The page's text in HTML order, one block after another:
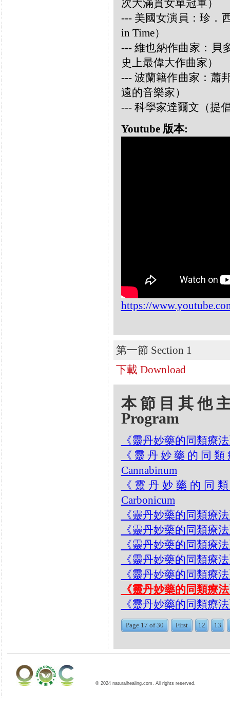
次大滿貫女單冠軍）
--- 美國女演員：珍．
in Time）
--- 維也納作曲家：貝
史上最偉大作曲家）
--- 波蘭籍作曲家：蕭
遠的音樂家）
--- 科學家達爾文（提
Youtube 版本:
https://
第一節 Section 1
下載 Download
本節目其他
Program
《靈丹妙藥的同類療
《靈丹妙藥的同類
Cannabinum
《靈丹妙藥的同
Carbonicum
《靈丹妙藥的同類療
《靈丹妙藥的同類療
《靈丹妙藥的同類療
《靈丹妙藥的同類療
《靈丹妙藥的同類療
《靈丹妙藥的同類療
《靈丹妙藥的同類療
Page 17 of 30 First 12 13
© 2024 naturalhealing.com. All rights reserved.